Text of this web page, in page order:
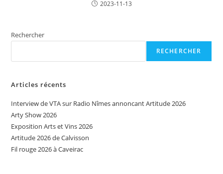
2023-11-13
Rechercher
RECHERCHER
Articles récents
Interview de VTA sur Radio Nîmes annoncant Artitude 2026
Arty Show 2026
Exposition Arts et Vins 2026
Artitude 2026 de Calvisson
Fil rouge 2026 à Caveirac